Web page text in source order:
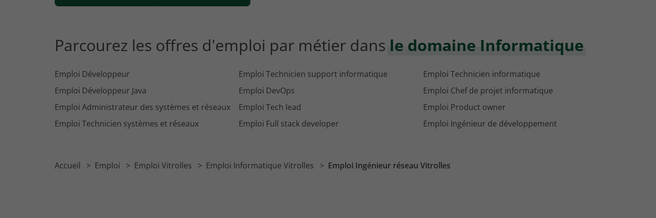
Parcourez les offres d'emploi par métier dans le domaine Informatique
Emploi Développeur Emploi Technicien support informatique
Emploi Technicien informatique
Emploi Développeur Java
Emploi DevOps
Emploi Chef de projet informatique
Emploi Administrateur des systèmes et réseaux
Emploi Tech lead
Emploi Product owner
Emploi Technicien systèmes et réseaux
Emploi Full stack developer Emploi Ingénieur de développement
Accueil Emploi Emploi Vitrolles Emploi Informatique Vitrolles Emploi Ingénieur réseau Vitrolles